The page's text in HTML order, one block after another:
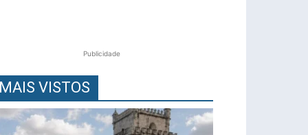
Publicidade
MAIS VISTOS